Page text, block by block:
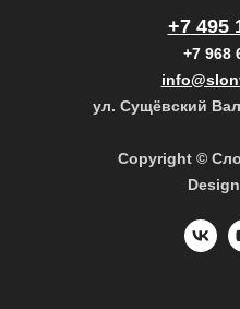
+7 495
+7 968
ул. Сущёвский
Copyright ©